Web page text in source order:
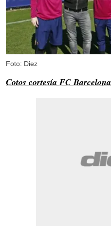
Foto: Diez
Cotos cortesía FC Barcelona